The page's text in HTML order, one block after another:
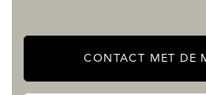
CONTACT MET DE